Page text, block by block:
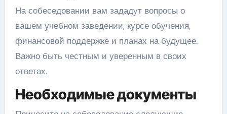
На собеседовании вам зададут вопросы о
вашем учебном заведении, курсе обучения,
финансовой поддержке и планах на будущее.
Важно быть честным и уверенным в своих
ответах.
Необходимые документы